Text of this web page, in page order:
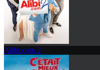
Alibi.com 2